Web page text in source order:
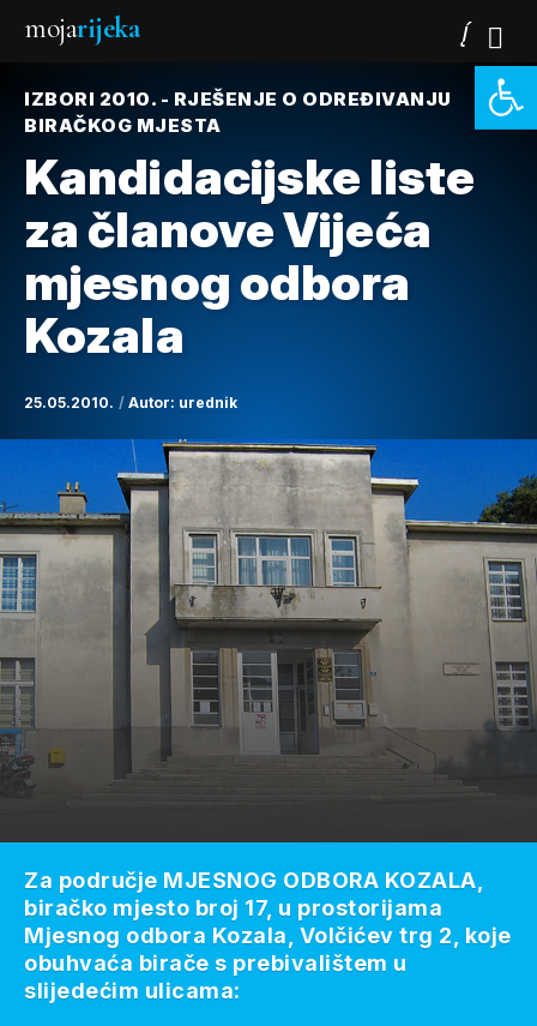
mojarijeka
IZBORI 2010. - RJEŠENJE O ODREĐIVANJU
BIRAČKOG MJESTA
Kandidacijske liste
za članove Vijeća
mjesnog odbora
Kozala
25.05.2010. Autor: urednik
Za područje MJESNOG ODBORA KOZALA,
biračko mjesto broj 17, u prostorijama
Mjesnog odbora Kozala, Volčićev trg 2, koje
obuhvaća birače s prebivalištem u
slijedećim ulicama: